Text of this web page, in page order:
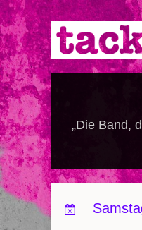
Direkt
zum
Inhalt
„Die Band,